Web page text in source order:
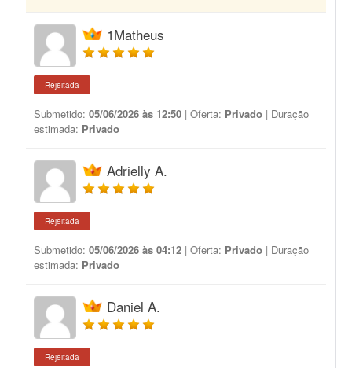
1Matheus
Rejeitada
Submetido: 05/06/2026 às 12:50 | Oferta: Privado | Duração
estimada: Privado
Adrielly A.
Rejeitada
Submetido: 05/06/2026 às 04:12 | Oferta: Privado | Duração
estimada: Privado
Daniel A.
Rejeitada